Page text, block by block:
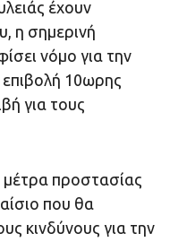
έχουν
η σημερινή
νόμο για την
10ωρης
για τους
μέτρα προστασίας
που θα
κινδύνους για την